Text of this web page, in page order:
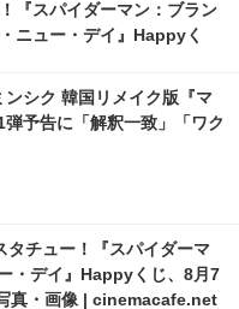
『スパイダーマン：ブラン
・ニュー・デイ』Happyく
・画像 | cinemacafe.net
シク 韓国リメイク版『マ
予告に「解釈一致」「ワク
タチュー！『スパイダーマ
・デイ』Happyくじ、8月7
真・画像 | cinemacafe.net